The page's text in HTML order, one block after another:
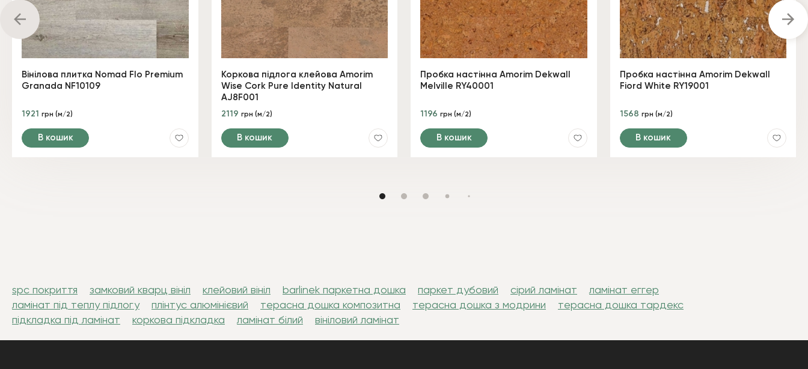
Вінілова плитка Nomad Flo Premium
Granada NF10109
1921 грн (м/2)
В кошик
Коркова підлога клейова Amorim
Wise Cork Pure Identity Natural
AJ8F001
2119 грн (м/2)
В кошик
Пробка настінна Amorim Dekwall
Melville RY40001
1196 грн (м/2)
В кошик
Пробка настінна Amorim Dekwall
Fiord White RY19001
1568 грн (м/2)
В кошик
spc покриття замковий кварц вініл клейовий вініл barlinek паркетна дошка паркет дубовий сірий ламінат
ламінат еггер
ламінат під теплу підлогу
плінтус алюмінієвий терасна дошка композитна терасна дошка з модрини
терасна дошка тардекс
підкладка під ламінат
коркова підкладка ламінат білий вініловий ламінат